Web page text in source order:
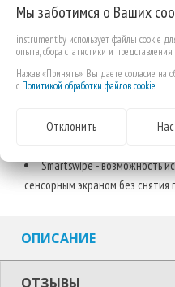
Разработаны, чтобы
Идеально подходит для
легких строительных работ.
Высокая точность при
Европейский сертификат
Smartswipe - возможность
сенсорным экраном без снятия
ОПИСАНИЕ
ОТЗЫВЫ
Мы заботимся о Ваших
instrument.by использует файлы cookie
опыта, сбора статистики и
Нажав «Принять», Вы даете согласие на
с Политикой обработки файлов cookie.
Отклонить